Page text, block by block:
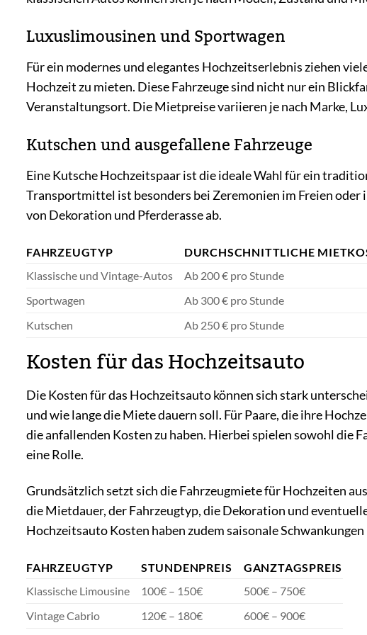
Luxuslimousinen und Sportwagen
Für ein modernes und elegantes Hochzeitserlebnis ziehen
Hochzeit zu mieten. Diese Fahrzeuge sind nicht nur ein
Veranstaltungsort. Die Mietpreise variieren je nach Marke,
Kutschen und ausgefallene Fahrzeuge
Eine Kutsche Hochzeitspaar ist die ideale Wahl für ein
Transportmittel ist besonders bei Zeremonien im Freien
von Dekoration und Pferderasse ab.
FAHRZEUGTYP
DURCHSCHNITTLICHE
Klassische und Vintage-Autos
Ab 200 € pro Stunde
Sportwagen
Ab 300 € pro Stunde
Kutschen
Ab 250 € pro Stunde
Kosten für das Hochzeitsauto
Die Kosten für das Hochzeitsauto können sich stark
und wie lange die Miete dauern soll. Für Paare, die ihre
die anfallenden Kosten zu haben. Hierbei spielen sowohl die
eine Rolle.
Grundsätzlich setzt sich die Fahrzeugmiete für Hochzeiten
die Mietdauer, der Fahrzeugtyp, die Dekoration und
Hochzeitsauto Kosten haben zudem saisonale Schwankungen
FAHRZEUGTYP STUNDENPREIS
GANZTAGSPREIS
Klassische Limousine
100€ – 150€
500€ – 750€
Vintage Cabrio
120€ – 180€
600€ – 900€